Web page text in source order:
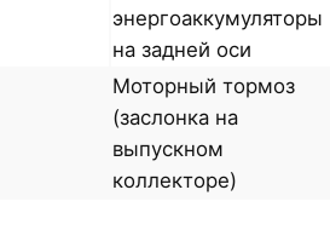
энергоаккумуляторы
на задней оси
Моторный тормоз
(заслонка на
выпускном
коллекторе)